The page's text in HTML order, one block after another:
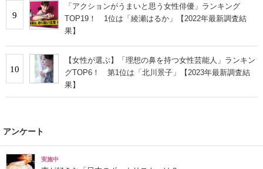
9
「アクションがうまいと思う女性俳優」ランキング
TOP19！ 1位は「綾瀬はるか」【2022年最新調査結
果】
10
【女性が選ぶ】「理想の鼻を持つ女性芸能人」ランキン
グTOP6！ 第1位は「北川景子」【2023年最新調査結
果】
アンケート
実施中